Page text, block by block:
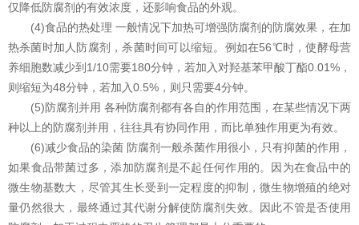
仅降低防腐剂的有效浓度，还影响食品的外观。
(4)食品的热处理 一般情况下加热可增强防腐剂的防腐效果，在加
热杀菌时加人防腐剂，杀菌时间可以缩短。例如在56℃时，使酵母营
养细胞数减少到1/10需要180分钟，若加入对羟基苯甲酸丁酯0.01%，
则缩短为48分钟，若加入0.5%，则只需要4分钟。
(5)防腐剂并用 各种防腐剂都有各自的作用范围，在某些情况下两
种以上的防腐剂并用，往往具有协同作用，而比单独作用更为有效。
(6)减少食品的染菌 防腐剂一般杀菌作用很小，只有抑菌的作用，
如果食品带菌过多，添加防腐剂是不起任何作用的。因为在食品中的
微生物基数大，尽管其生长受到一定程度的抑制，微生物增殖的绝对
量仍然很大，最终通过其代谢分解使防腐剂失效。因此不管是否使用